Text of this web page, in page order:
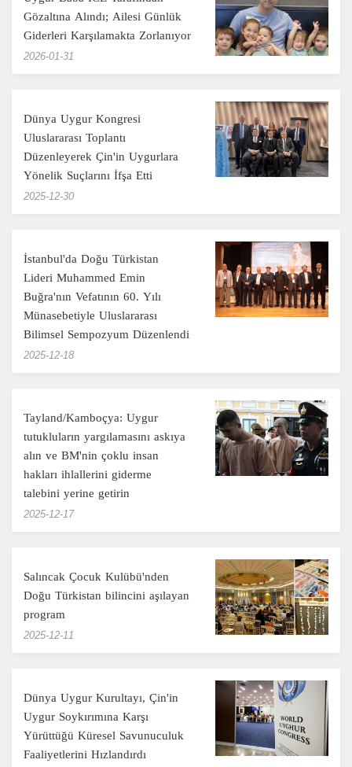
Gözaltına Alındı; Ailesi Günlük
Giderleri Karşılamakta Zorlanıyor
‎2026-01-31
Dünya Uygur Kongresi
Uluslararası Toplantı
Düzenleyerek Çin'in Uygurlara
Yönelik Suçlarını İfşa Etti
‎2025-12-30
İstanbul'da Doğu Türkistan
Lideri Muhammed Emin
Buğra'nın Vefatının 60. Yılı
Münasebetiyle Uluslararası
Bilimsel Sempozyum Düzenlendi
‎2025-12-18
Tayland/Kamboçya: Uygur
tutukluların yargılamasını askıya
alın ve BM'nin çoklu insan
hakları ihlallerini giderme
talebini yerine getirin
‎2025-12-17
Salıncak Çocuk Kulübü'nden
Doğu Türkistan bilincini aşılayan
program
‎2025-12-11
Dünya Uygur Kurultayı, Çin'in
Uygur Soykırımına Karşı
Yürüttüğü Küresel Savunuculuk
Faaliyetlerini Hızlandırdı